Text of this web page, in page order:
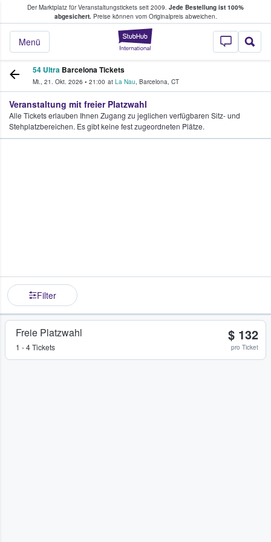
Der Marktplatz für Veranstaltungstickets seit 2009. Jede Bestellung ist 100%
abgesichert.Preise können vom Originalpreis abweichen.
StubHub - Wo
Menü
Tickets kaufen & verkaufen
54 Ultra Barcelona Tickets
Mi., 21. Okt. 2026 • 21:00 at La Nau, Barcelona, CT
Veranstaltung mit freier Platzwahl
Alle Tickets erlauben Ihnen Zugang zu jeglichen verfügbaren Sitz- und
Stehplatzbereichen. Es gibt keine fest zugeordneten Plätze.
Filter
Freie Platzwahl
1 - 4 Tickets
$ 132
pro Ticket